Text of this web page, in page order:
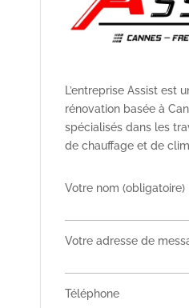
L’entreprise Assist est
rénovation basée à
spécialisés dans les
de chauffage et de
Votre nom (obligatoire)
Votre adresse de
Téléphone